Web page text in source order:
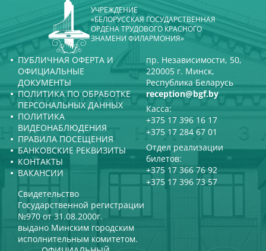
УЧРЕЖДЕНИЕ
«БЕЛОРУССКАЯ ГОСУДАРСТВЕННАЯ
ОРДЕНА ТРУДОВОГО КРАСНОГО
ЗНАМЕНИ ФИЛАРМОНИЯ»
ПУБЛИЧНАЯ ОФЕРТА И
ОФИЦИАЛЬНЫЕ
ДОКУМЕНТЫ
ПОЛИТИКА ПО ОБРАБОТКЕ
ПЕРСОНАЛЬНЫХ ДАННЫХ
ПОЛИТИКА
ВИДЕОНАБЛЮДЕНИЯ
ПРАВИЛА ПОСЕЩЕНИЯ
БАНКОВСКИЕ РЕКВИЗИТЫ
КОНТАКТЫ
ВАКАНСИИ
пр. Независимости, 50,
220005 г. Минск,
Республика Беларусь
reception@bgf.by
Касса:
+375 17 396 16 17
+375 17 284 67 01
Отдел реализации
билетов:
+375 17 366 76 92
+375 17 396 73 57
Свидетельство
Государственной регистрации
№970 от 31.08.2000г.
выдано Минским городским
исполнительным комитетом.